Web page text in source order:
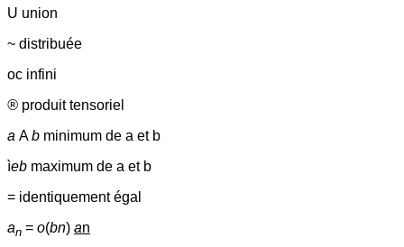
U union
~ distribuée
oc infini
® produit tensoriel
a Ab minimum de a et b
ìeb maximum de a et b
= identiquement égal
an = o(bn) an